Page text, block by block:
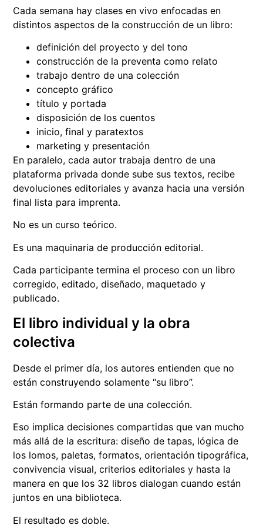
Cada semana hay clases en vivo enfocadas en
distintos aspectos de la construcción de un libro:
definición del proyecto y del tono
construcción de la preventa como relato
trabajo dentro de una colección
concepto gráfico
título y portada
disposición de los cuentos
inicio, final y paratextos
marketing y presentación
En paralelo, cada autor trabaja dentro de una
plataforma privada donde sube sus textos, recibe
devoluciones editoriales y avanza hacia una versión
final lista para imprenta.
No es un curso teórico.
Es una maquinaria de producción editorial.
Cada participante termina el proceso con un libro
corregido, editado, diseñado, maquetado y
publicado.
El libro individual y la obra
colectiva
Desde el primer día, los autores entienden que no
están construyendo solamente “su libro”.
Están formando parte de una colección.
Eso implica decisiones compartidas que van mucho
más allá de la escritura: diseño de tapas, lógica de
los lomos, paletas, formatos, orientación tipográfica,
convivencia visual, criterios editoriales y hasta la
manera en que los 32 libros dialogan cuando están
juntos en una biblioteca.
El resultado es doble.